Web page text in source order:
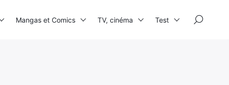
Mangas et Comics TV, cinéma Test